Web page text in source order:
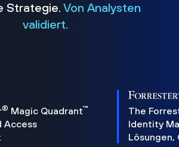
Strategie. Von Analysten
validiert.
® Magic Quadrant™
Access
The
Identity
Lösungen,